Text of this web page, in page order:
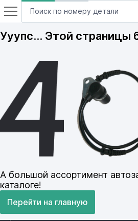
Ууупс… Этой страницы
А большой ассортимент
каталоге!
Перейти на главную